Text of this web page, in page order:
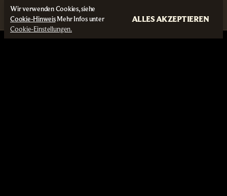
Wir verwenden Cookies, siehe
Cookie-HinweisMehr Infos unter
Cookie-Einstellungen.
ALLES AKZEPTIEREN